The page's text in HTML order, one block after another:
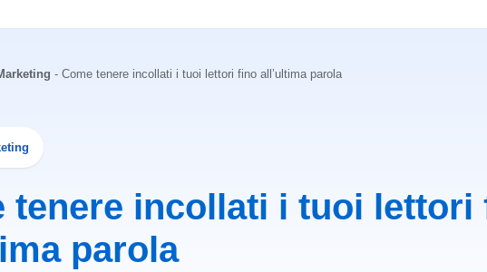
- Come tenere incollati i tuoi lettori fino all’ultima parola
tenere incollati i tuoi lettori
parola